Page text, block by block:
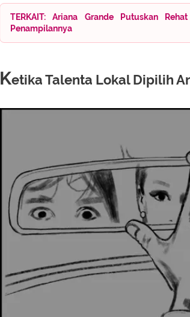
TERKAIT: Ariana Grande Putuskan
Penampilannya
Ketika Talenta Lokal Dipilih